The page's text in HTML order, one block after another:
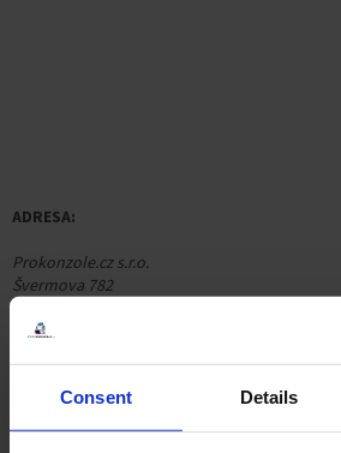
Consent Details
ADRESA:
Prokonzole.cz s.r.o.
Švermova 782